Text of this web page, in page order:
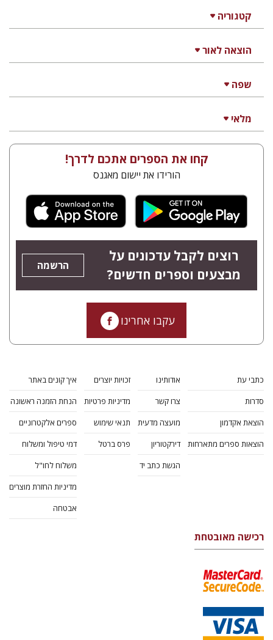
קטגוריה
הוצאה לאור
שפה
מלאי
קחו את הספרים אתכם לדרך!
הורידו את יישום מאגנס
רוצים לקבל עדכונים על
מבצעים וספרים חדשים?
הרשמה
עקבו אחרינו
כתבי עת
סדרות
הוצאת אקדמון
הוצאות ספרים מתארחות
אודותינו
צרו קשר
מועצה מדעית
דירקטוריון
הגשת כתב יד
זכויות יוצרים
מדיניות פרטיות
תנאי שימוש
פרס ברטל
איך קונים באתר
הנחת הזמנה ראשונה
ספרים אלקטרוניים
דמי טיפול ומשלוח
משלוח לחו"ל
מדיניות החזרת מוצרים
אבטחה
רכישה מאובטחת